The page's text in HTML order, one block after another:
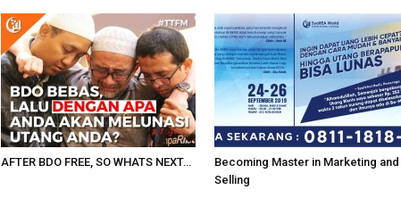
AFTER BDO FREE, SO WHATS NEXT…
Becoming Master in Marketing and
Selling